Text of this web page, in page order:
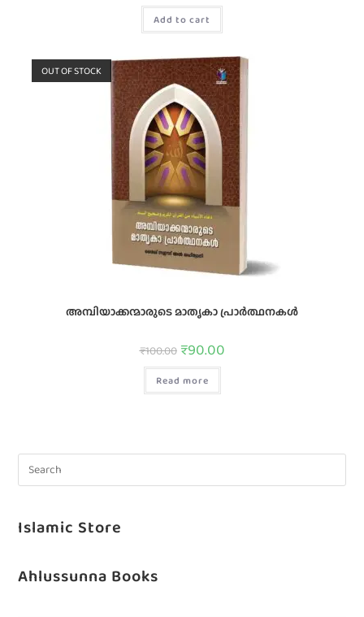
Add to cart
OUT OF STOCK
അമ്പിയാക്കന്മാരുടെ മാതൃകാ പ്രാര്‍ത്ഥനകൾ
₹100.00 ₹90.00
Read more
Islamic Store
Ahlussunna Books